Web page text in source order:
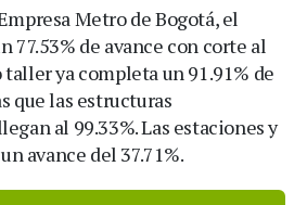
Metro de Bogotá, el
77.53% de avance con corte al
ya completa un 91.91% de
que las estructuras
al 99.33%. Las estaciones y
avance del 37.71%.